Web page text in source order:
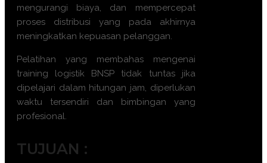
mengurangi biaya, dan mempercepat
proses distribusi yang pada akhirnya
meningkatkan kepuasan pelanggan.
Pelatihan yang membahas mengenai
training logistik BNSP tidak tuntas jika
dipelajari dalam hitungan jam, diperlukan
waktu tersendiri dan bimbingan yang
profesional.
TUJUAN :